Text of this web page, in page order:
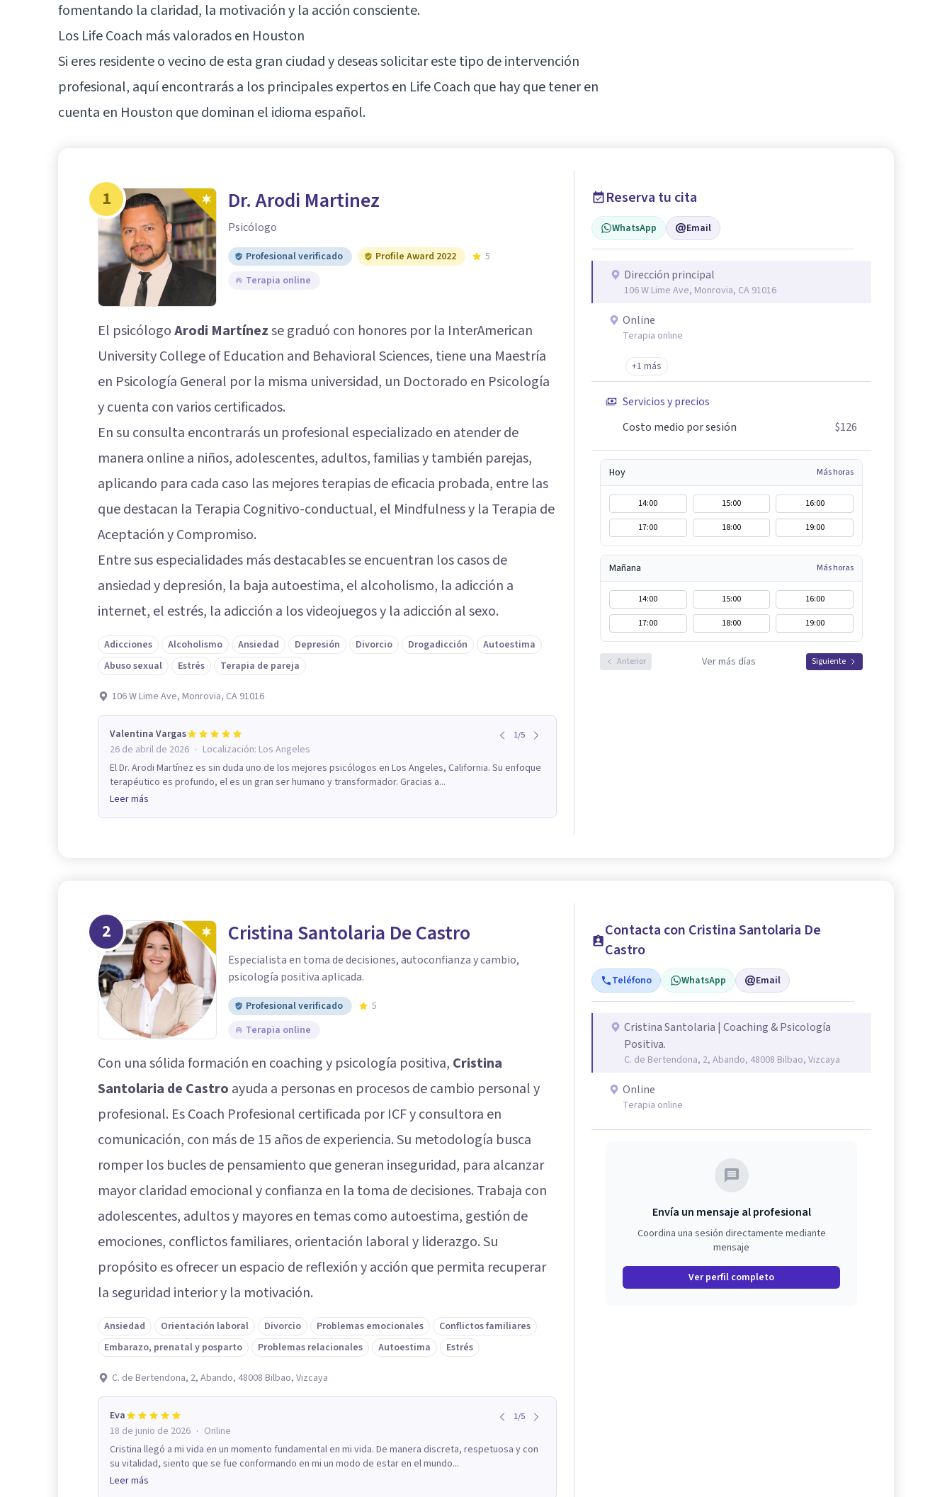
fomentando la claridad, la motivación y la acción consciente.
Los Life Coach más valorados en Houston
Si eres residente o vecino de esta gran ciudad y deseas solicitar este tipo de intervención
profesional, aquí encontrarás a los principales expertos en Life Coach que hay que tener en
cuenta en Houston que dominan el idioma español.
1 Dr. Arodi Martinez
Psicólogo
Profesional verificado Profile Award 2022
5
Terapia online
El psicólogoArodi Martínezse graduó con honores por la InterAmerican
University College of Education and Behavioral Sciences, tiene una Maestría
en Psicología General por la misma universidad, un Doctorado en Psicología
y cuenta con varios certificados.
En su consulta encontrarás un profesional especializado en atender de
manera online a niños, adolescentes, adultos, familias y también parejas,
aplicando para cada caso las mejores terapias de eficacia probada, entre las
que destacan la Terapia Cognitivo-conductual, el Mindfulness y la Terapia de
Aceptación y Compromiso.
Entre sus especialidades más destacables se encuentran los casos de
ansiedad y depresión, la baja autoestima, el alcoholismo, la adicción a
internet, el estrés, la adicción a los videojuegos y la adicción al sexo.
Adicciones Alcoholismo Ansiedad Depresión Divorcio Drogadicción
Autoestima
Abuso sexual
Estrés Terapia de pareja
106 W Lime Ave, Monrovia, CA 91016
Valentina Vargas 1/5
26 de abril de 2026 · Localización: Los Angeles
El Dr. Arodi Martínez es sin duda uno de los mejores psicólogos en Los Angeles, California. Su enfoque
terapéutico es profundo, el es un gran ser humano y transformador. Gracias a...
Leer más
Reserva tu cita
WhatsApp Email
Dirección principal
106 W Lime Ave, Monrovia, CA 91016
Online
Terapia online
+1 más
Servicios y precios
Costo medio por sesión
$126
Hoy Más horas
14:00 15:00
16:00
17:00
18:00 19:00
Mañana Más horas
14:00 15:00
16:00
17:00
18:00 19:00
Anterior Ver más días Siguiente
2 Cristina Santolaria De Castro
Especialista en toma de decisiones, autoconfianza y cambio,
psicología positiva aplicada.
Profesional verificado
5
Terapia online
Con una sólida formación en coaching y psicología positiva, Cristina
Santolaria de Castro ayuda a personas en procesos de cambio personal y
profesional. Es Coach Profesional certificada por ICF y consultora en
comunicación, con más de 15 años de experiencia. Su metodología busca
romper los bucles de pensamiento que generan inseguridad, para alcanzar
mayor claridad emocional y confianza en la toma de decisiones. Trabaja con
adolescentes, adultos y mayores en temas como autoestima, gestión de
emociones, conflictos familiares, orientación laboral y liderazgo. Su
propósito es ofrecer un espacio de reflexión y acción que permita recuperar
la seguridad interior y la motivación.
Ansiedad Orientación laboral Divorcio Problemas emocionales
Conflictos familiares
Embarazo, prenatal y posparto
Problemas relacionales Autoestima Estrés
C. de Bertendona, 2, Abando, 48008 Bilbao, Vizcaya
Eva 1/5
18 de junio de 2026 · Online
Cristina llegó a mi vida en un momento fundamental en mi vida. De manera discreta, respetuosa y con
su vitalidad, siento que se fue conformando en mi un modo de estar en el mundo...
Leer más
Contacta con Cristina Santolaria De
Castro
Teléfono WhatsApp Email
Cristina Santolaria | Coaching & Psicología
Positiva.
C. de Bertendona, 2, Abando, 48008 Bilbao, Vizcaya
Online
Terapia online
Envía un mensaje al profesional
Coordina una sesión directamente mediante
mensaje
Ver perfil completo